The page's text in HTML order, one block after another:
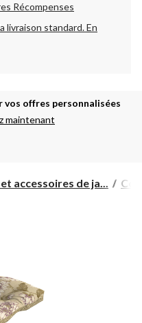
Récompenses
livraison standard.En
vos offres personnalisées
maintenant
accessoires de ja...